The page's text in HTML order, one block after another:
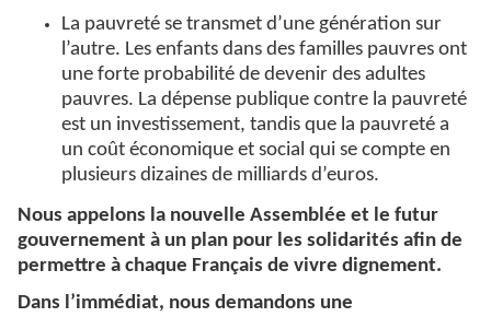
La pauvreté se transmet d’une génération sur
l’autre. Les enfants dans des familles pauvres ont
une forte probabilité de devenir des adultes
pauvres. La dépense publique contre la pauvreté
est un investissement, tandis que la pauvreté a
un coût économique et social qui se compte en
plusieurs dizaines de milliards d’euros.
Nous appelons la nouvelle Assemblée et le futur
gouvernement à un plan pour les solidarités afin de
permettre à chaque Français de vivre dignement.
Dans l’immédiat, nous demandons une